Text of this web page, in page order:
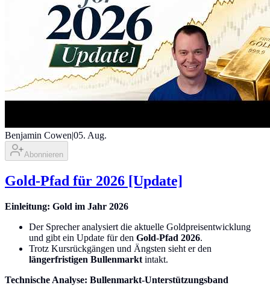
Benjamin Cowen|05. Aug.
Abonnieren
Gold-Pfad für 2026 [Update]
Einleitung: Gold im Jahr 2026
Der Sprecher analysiert die aktuelle Goldpreisentwicklung
und gibt ein Update für den Gold-Pfad 2026.
Trotz Kursrückgängen und Ängsten sieht er den
längerfristigen Bullenmarkt intakt.
Technische Analyse: Bullenmarkt-Unterstützungsband